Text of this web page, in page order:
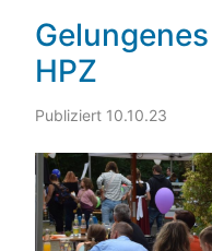
HPZ
Publiziert 10.10.23